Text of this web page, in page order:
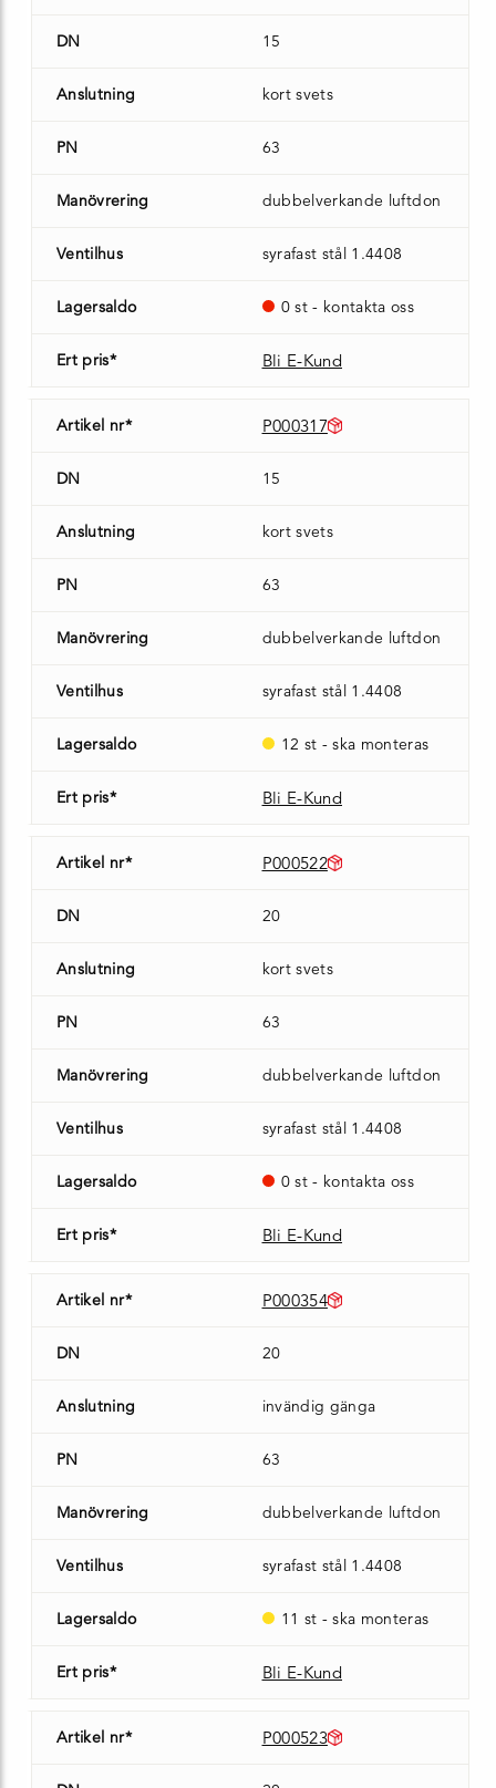
DN 15
Anslutning kort svets
PN 63
Manövrering dubbelverkande luftdon
Ventilhus syrafast stål 1.4408
Lagersaldo 0 st - kontakta oss
Ert pris* Bli E-Kund
Artikel nr* P000317
DN 15
Anslutning kort svets
PN 63
Manövrering dubbelverkande luftdon
Ventilhus syrafast stål 1.4408
Lagersaldo 12 st - ska monteras
Ert pris* Bli E-Kund
Artikel nr* P000522
DN 20
Anslutning kort svets
PN 63
Manövrering dubbelverkande luftdon
Ventilhus syrafast stål 1.4408
Lagersaldo 0 st - kontakta oss
Ert pris* Bli E-Kund
Artikel nr* P000354
DN 20
Anslutning invändig gänga
PN 63
Manövrering dubbelverkande luftdon
Ventilhus syrafast stål 1.4408
Lagersaldo 11 st - ska monteras
Ert pris* Bli E-Kund
Artikel nr* P000523